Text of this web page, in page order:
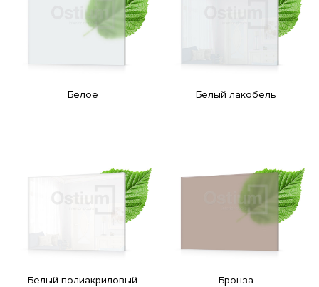
Белое Белый лакобель
Белый полиакриловый
Бронза